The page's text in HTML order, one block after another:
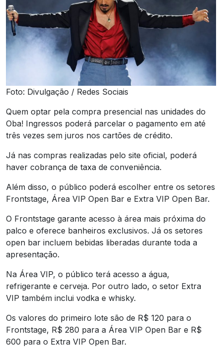
Foto: Divulgação / Redes Sociais
Quem optar pela compra presencial nas unidades do
Oba! Ingressos poderá parcelar o pagamento em até
três vezes sem juros nos cartões de crédito.
Já nas compras realizadas pelo site oficial, poderá
haver cobrança de taxa de conveniência.
Além disso, o público poderá escolher entre os setores
Frontstage, Área VIP Open Bar e Extra VIP Open Bar.
O Frontstage garante acesso à área mais próxima do
palco e oferece banheiros exclusivos. Já os setores
open bar incluem bebidas liberadas durante toda a
apresentação.
Na Área VIP, o público terá acesso a água,
refrigerante e cerveja. Por outro lado, o setor Extra
VIP também inclui vodka e whisky.
Os valores do primeiro lote são de R$ 120 para o
Frontstage, R$ 280 para a Área VIP Open Bar e R$
600 para o Extra VIP Open Bar.